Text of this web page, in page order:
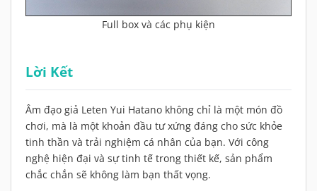
Full box và các phụ kiện
Lời Kết
Âm đạo giả Leten Yui Hatano không chỉ là một món đồ
chơi, mà là một khoản đầu tư xứng đáng cho sức khỏe
tinh thần và trải nghiệm cá nhân của bạn. Với công
nghệ hiện đại và sự tinh tế trong thiết kế, sản phẩm
chắc chắn sẽ không làm bạn thất vọng.